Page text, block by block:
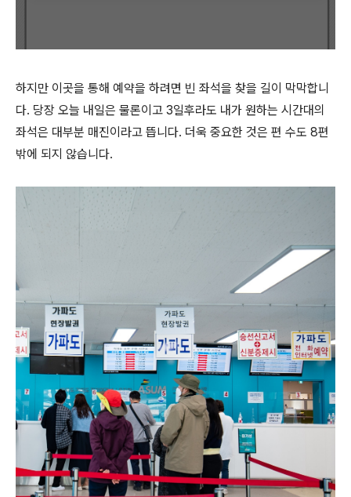
하지만 이곳을 통해 예약을 하려면 빈 좌석을 찾을 길이 막막합니
다. 당장 오늘 내일은 물론이고 3일후라도 내가 원하는 시간대의
좌석은 대부분 매진이라고 뜹니다. 더욱 중요한 것은 편 수도 8편
밖에 되지 않습니다.